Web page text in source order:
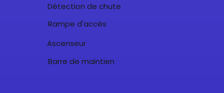
Détection de chute
Rampe d'accès
Ascenseur
Barre de maintien